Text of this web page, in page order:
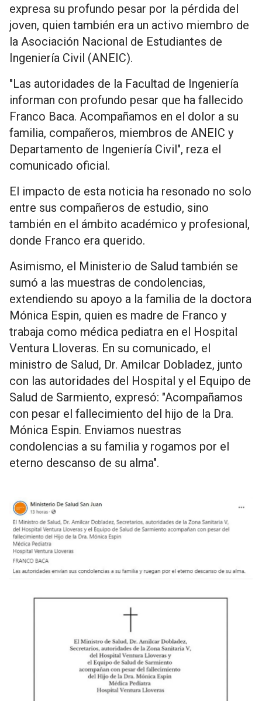
expresa su profundo pesar por la pérdida del
joven, quien también era un activo miembro de
la Asociación Nacional de Estudiantes de
Ingeniería Civil (ANEIC).
"Las autoridades de la Facultad de Ingeniería
informan con profundo pesar que ha fallecido
Franco Baca. Acompañamos en el dolor a su
familia, compañeros, miembros de ANEIC y
Departamento de Ingeniería Civil", reza el
comunicado oficial.
El impacto de esta noticia ha resonado no solo
entre sus compañeros de estudio, sino
también en el ámbito académico y profesional,
donde Franco era querido.
Asimismo, el Ministerio de Salud también se
sumó a las muestras de condolencias,
extendiendo su apoyo a la familia de la doctora
Mónica Espin, quien es madre de Franco y
trabaja como médica pediatra en el Hospital
Ventura Lloveras. En su comunicado, el
ministro de Salud, Dr. Amilcar Dobladez, junto
con las autoridades del Hospital y el Equipo de
Salud de Sarmiento, expresó: "Acompañamos
con pesar el fallecimiento del hijo de la Dra.
Mónica Espin. Enviamos nuestras
condolencias a su familia y rogamos por el
eterno descanso de su alma".